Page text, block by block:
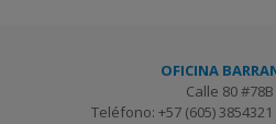
OFICINA
Calle 80 #78B
Teléfono: +57 (605)